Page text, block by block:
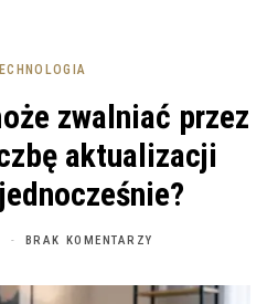
zwalniać przez
aktualizacji
BRAK KOMENTARZY